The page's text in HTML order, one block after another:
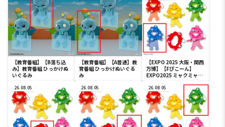
【教育番組】【B落ち込
み】教育番組 ひっかけぬ
いぐるみ
【教育番組】【A普通】教
育番組 ひっかけぬいぐる
み
【EXPO 2025 大阪・関西
万博】【Fぴこーん】
EXPO2025 ミャクミャク
ぐるみ
26.08.05 26.08.05 26.08.05